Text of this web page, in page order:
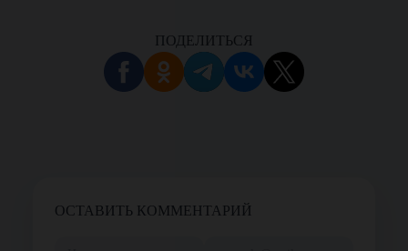
ПОДЕЛИТЬСЯ
ОСТАВИТЬ КОММЕНТАРИЙ